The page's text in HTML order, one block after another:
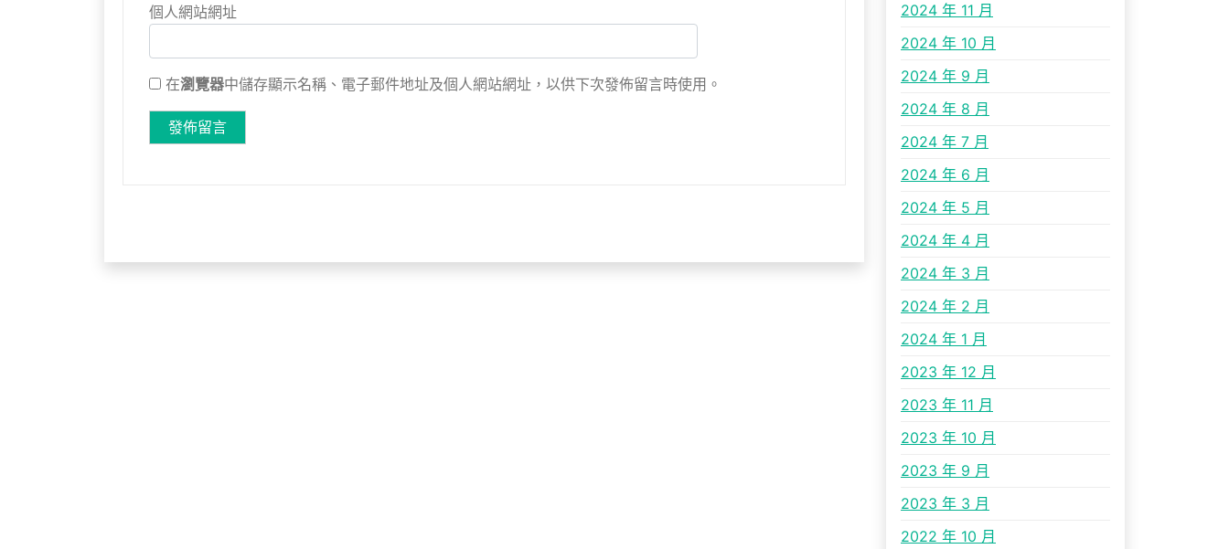
個人網站網址
在瀏覽器中儲存顯示名稱、電子郵件地址及個人網站網址，以供下次發佈留言時使用。
2024 年 11 月
2024 年 10 月
2024 年 9 月
2024 年 8 月
2024 年 7 月
2024 年 6 月
2024 年 5 月
2024 年 4 月
2024 年 3 月
2024 年 2 月
2024 年 1 月
2023 年 12 月
2023 年 11 月
2023 年 10 月
2023 年 9 月
2023 年 3 月
2022 年 10 月